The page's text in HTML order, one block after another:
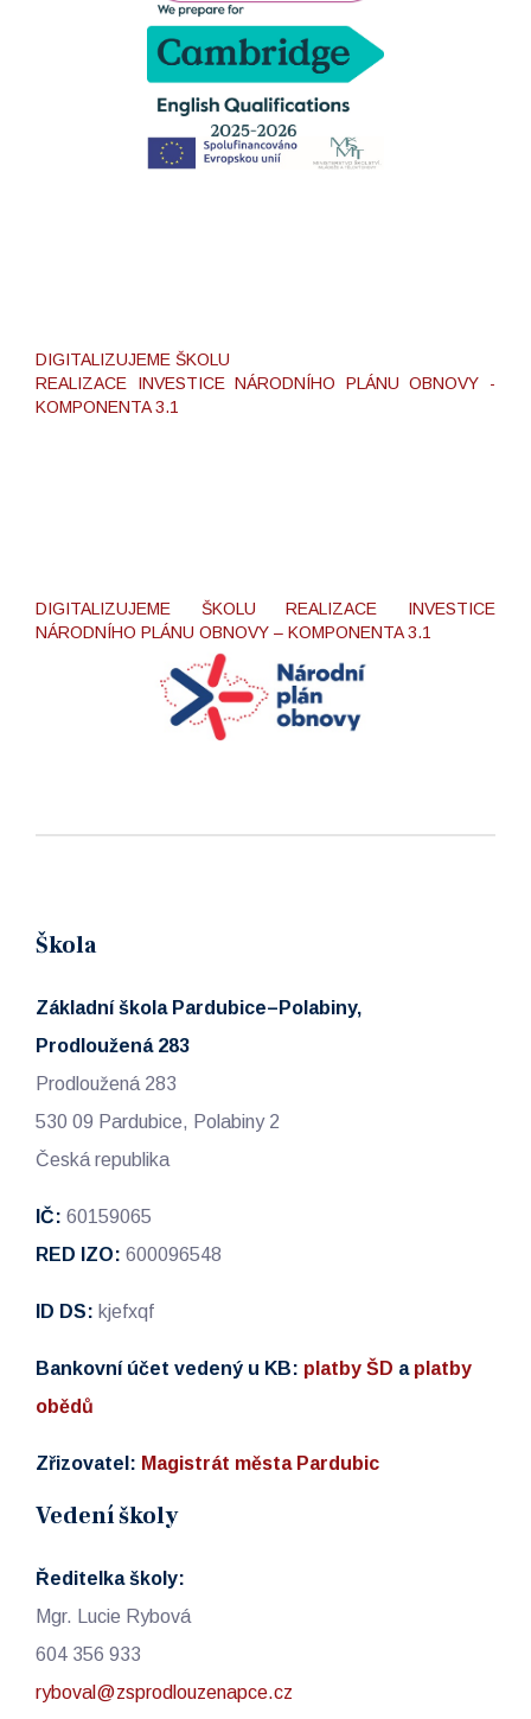
DIGITALIZUJEME ŠKOLU
REALIZACE INVESTICE NÁRODNÍHO PLÁNU OBNOVY -
KOMPONENTA 3.1
DIGITALIZUJEME ŠKOLU REALIZACE INVESTICE
NÁRODNÍHO PLÁNU OBNOVY – KOMPONENTA 3.1
Škola
Základní škola Pardubice–Polabiny,
Prodloužená 283
Prodloužená 283
530 09 Pardubice, Polabiny 2
Česká republika
IČ: 60159065
RED IZO: 600096548
ID DS: kjefxqf
Bankovní účet vedený u KB: platby ŠD a platby
obědů
Zřizovatel: Magistrát města Pardubic
Vedení školy
Ředitelka školy:
Mgr. Lucie Rybová
604 356 933
ryboval@zsprodlouzenapce.cz